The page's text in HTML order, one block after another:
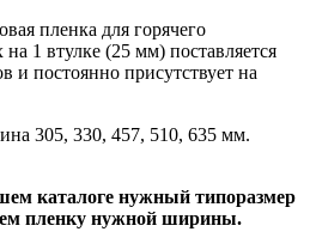
пленка для горячего
1 втулке (25 мм) поставляется
и постоянно присутствует на
305, 330, 457, 510, 635 мм.
каталоге нужный типоразмер
пленку нужной ширины.